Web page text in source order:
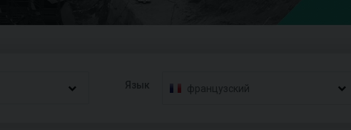
Язык французский